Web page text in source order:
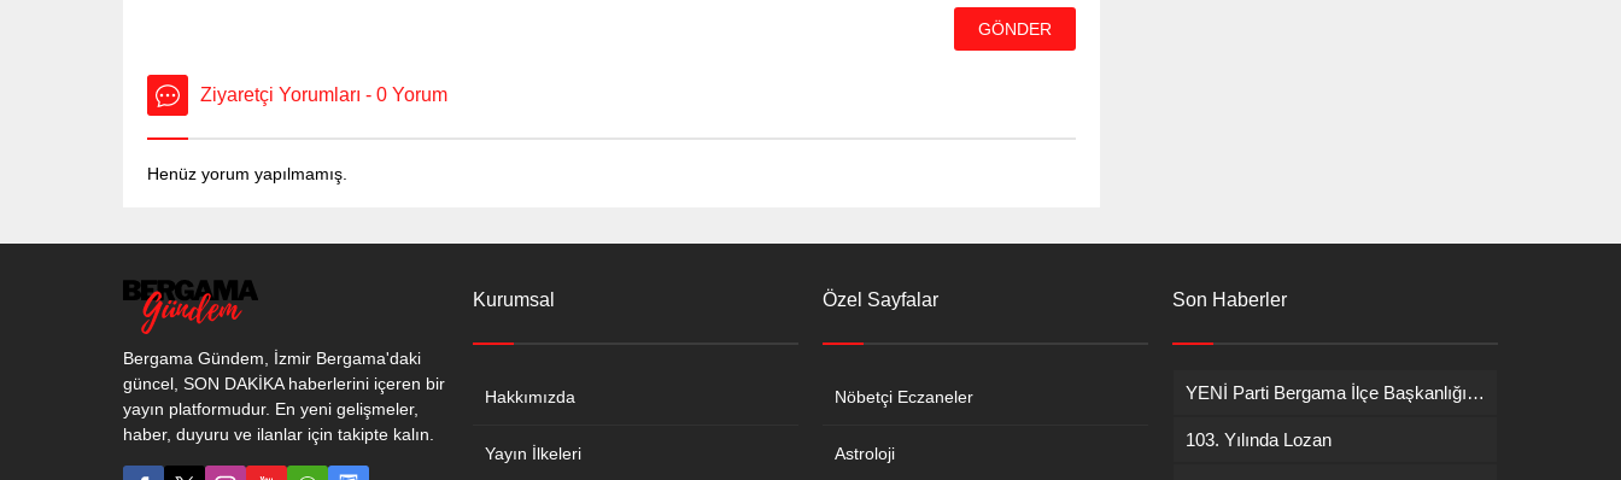
Ziyaretçi Yorumları - 0 Yorum
Henüz yorum yapılmamış.
Bergama Gündem, İzmir Bergama'daki
güncel, SON DAKİKA haberlerini içeren bir
yayın platformudur. En yeni gelişmeler,
haber, duyuru ve ilanlar için takipte kalın.
Kurumsal
Hakkımızda
Yayın İlkeleri
Özel Sayfalar
Nöbetçi Eczaneler
Astroloji
Son Haberler
YENİ Parti Bergama İlçe Başkanlığına İsmail Durmaz görevlendirildi
103. Yılında Lozan